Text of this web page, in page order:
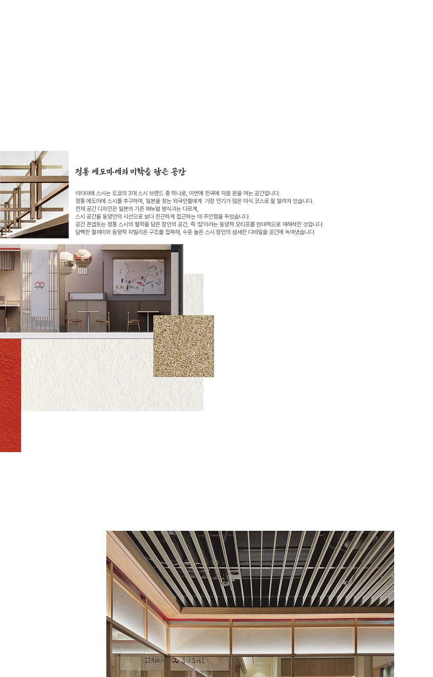
이타마에 스시는 도쿄의 3대 스시 브랜드 중 하나로, 이번에 한국에 처음 문을 여는 공간입니다.
정통 에도마에 스시를 추구하며, 일본을 찾는 외국인들에게 가장 인기가 많은 미식 코스로 잘 알려져 있습니다.
전체 공간 디자인은 일본의 기존 매뉴얼 방식과는 다르게,
스시 공간을 동양인의 시선으로 보다 친근하게 접근하는 데 주안점을 두었습니다.
공간 콘셉트는 정통 스시의 철학을 담은 장인의 공간, 즉 ‘집’이라는 동양적 모티프를 현대적으로 재해석한 것입니다.
담백한 절제미와 동양적 파빌리온 구조를 접목해, 수준 높은 스시 장인의 섬세한 디테일을 공간에 녹여냈습니다.
정통 에도마에의 미학을 담은 공간